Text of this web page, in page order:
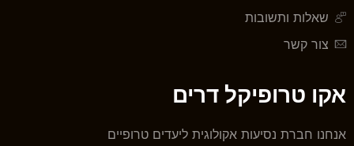
שאלות ותשובות
צור קשר
אקו טרופיקל דרים
אנחנו חברת נסיעות אקולוגית ליעדים טרופיים